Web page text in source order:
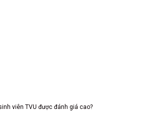
viên TVU được đánh giá cao?